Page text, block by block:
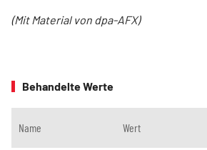
(Mit Material von dpa-AFX)
Behandelte Werte
Name Wert